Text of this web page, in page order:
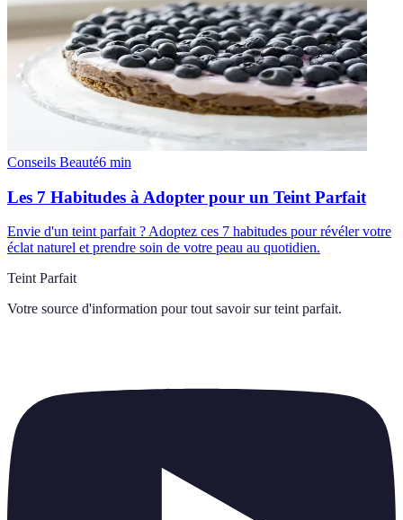
Conseils Beauté6 min
Les 7 Habitudes à Adopter pour un Teint Parfait
Envie d'un teint parfait ? Adoptez ces 7 habitudes pour révéler votre
éclat naturel et prendre soin de votre peau au quotidien.
Teint Parfait
Votre source d'information pour tout savoir sur teint parfait.